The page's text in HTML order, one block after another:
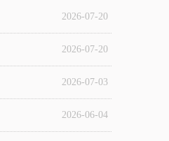
2026-07-20
2026-07-20
2026-07-03
2026-06-04